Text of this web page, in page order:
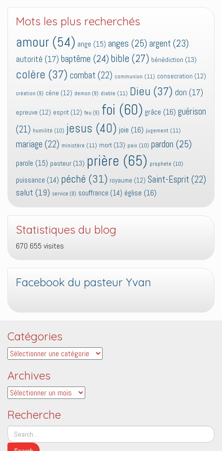
Mots les plus recherchés
amour (54) ange (15) anges (25) argent (23)
autorité (17) baptême (24) bible (27) bénédiction (13)
colère (37) combat (22) communion (11) consecration (12)
création (9) cène (12) demon (9) diable (11) Dieu (37) don (17)
epreuve (12) esprit (12) feu (9) foi (60) grâce (16) guérison
(21) humilité (10) jesus (40) joie (16) jugement (11)
mariage (22) ministère (11) mort (13) paix (10) pardon (25)
parole (15) pasteur (13) prière (65) prophete (10)
puissance (14) péché (31) royaume (12) Saint-Esprit (22)
salut (19) service (9) souffrance (14) église (16)
Statistiques du blog
670 655 visites
Facebook du pasteur Yvan
Catégories
Catégories
Archives
Archives
Recherche